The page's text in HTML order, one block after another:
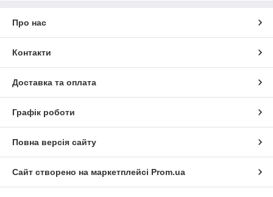
Про нас
Контакти
Доставка та оплата
Графік роботи
Повна версія сайту
Сайт створено на маркетплейсі Prom.ua